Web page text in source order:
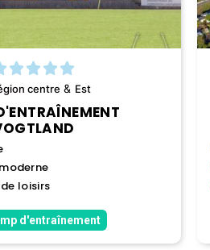
centre & Est
loisirs
d'entraînement